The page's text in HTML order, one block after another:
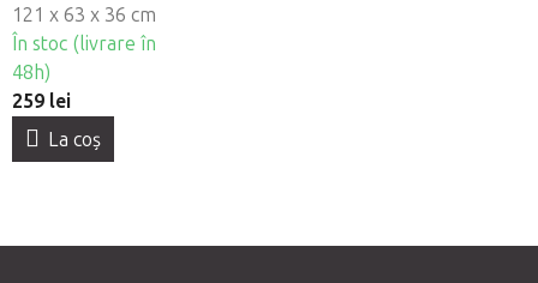
121 x 63 x 36 cm
În stoc (livrare în
48h)
259 lei
La coş